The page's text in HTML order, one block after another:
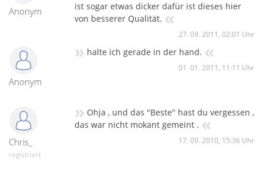
Anonym
ist sogar etwas dicker dafür ist dieses hier
von besserer Qualität. «
27. 09. 2011, 02:01 Uhr
Anonym
» halte ich gerade in der hand. «
01. 01. 2011, 11:11 Uhr
Chris_
registriert
» Ohja , und das "Beste" hast du vergessen ,
das war nicht mokant gemeint . «
17. 09. 2010, 15:36 Uhr